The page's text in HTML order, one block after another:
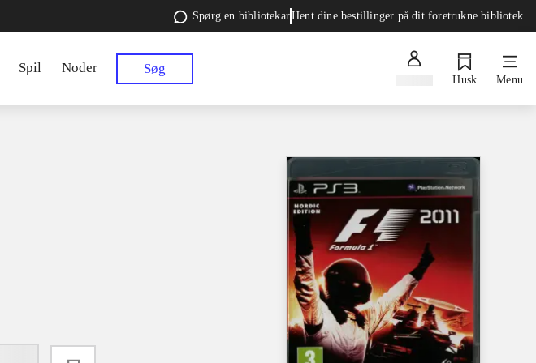
Spørg en bibliotekarHent dine bestillinger på dit foretrukne bibliotek
Spil Noder Søg
Husk Menu